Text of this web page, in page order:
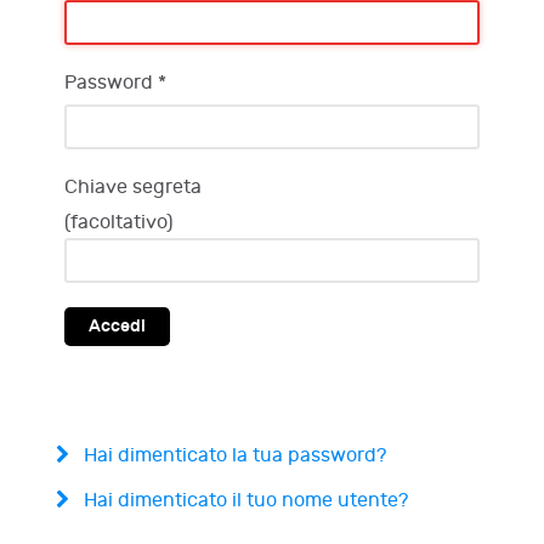
Password *
Chiave segreta
(facoltativo)
Accedi
Hai dimenticato la tua password?
Hai dimenticato il tuo nome utente?